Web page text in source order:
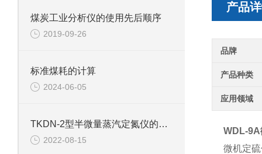
产品
品牌
产品种类
应用领域
WDL-9A
微机定
煤炭工业分析仪的使用先后顺序
2019-09-26
标准煤耗的计算
2024-06-05
TKDN-2型半微量蒸汽定氮仪的技术参数
2022-08-15